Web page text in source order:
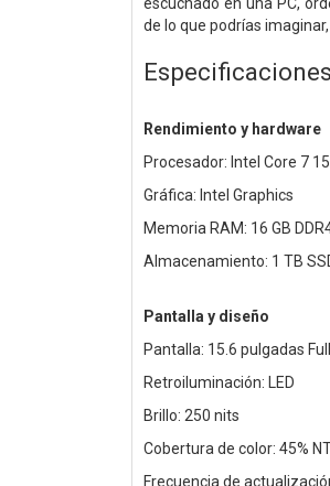
de lo que podrías
Rendimiento y hardware
Procesador: Intel Core 7
Gráfica: Intel Graphics
Memoria RAM: 16 GB
Almacenamiento: 1 TB
Pantalla y diseño
Pantalla: 15.6 pulgadas
Retroiluminación: LED
Brillo: 250 nits
Cobertura de color: 45%
Frecuencia de